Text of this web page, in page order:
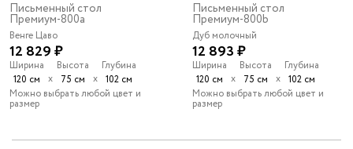
Письменный стол
Премиум-800a
Венге Цаво
12 829 ₽
Ширина
120 см
х
Высота
75 см
х
Глубина
102 см
Можно выбрать любой цвет и
размер
Письменный стол
Премиум-800b
Дуб молочный
12 893 ₽
Ширина
120 см
х
Высота
75 см
х
Глубина
102 см
Можно выбрать любой цвет и
размер